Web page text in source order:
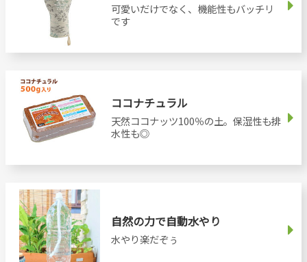
可愛いだけでなく、機能性もバッチリ
です
ココナチュラル
天然ココナッツ100％の土。保湿性も排
水性も◎
自然の力で自動水やり
水やり楽だぞぅ